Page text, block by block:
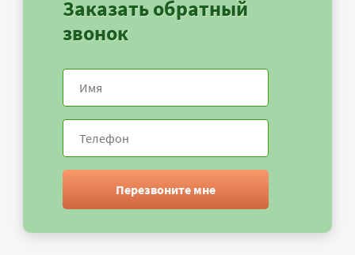
Заказать обратный
звонок
Перезвоните мне